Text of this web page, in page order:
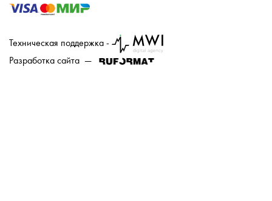
Техническая поддержка -
Разработка сайта —